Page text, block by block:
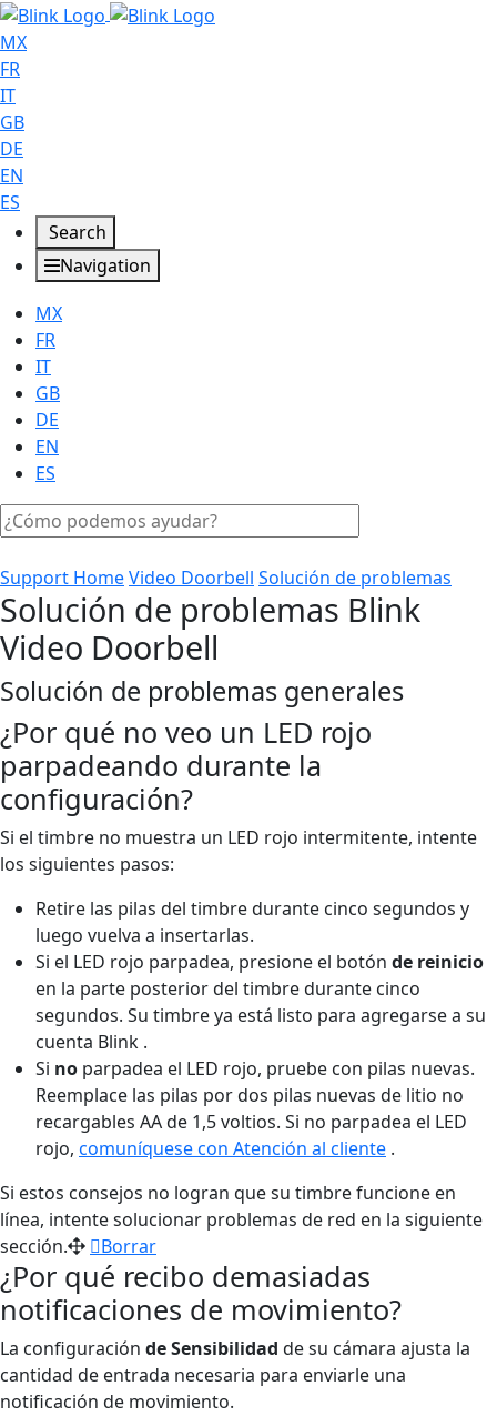
MX
FR
IT
GB
DE
EN
ES
Search
Navigation
MX
FR
IT
GB
DE
EN
ES
Support HomeVideo Doorbell Solución de problemas
Solución de problemas Blink
Video Doorbell
Solución de problemas generales
¿Por qué no veo un LED rojo
parpadeando durante la
configuración?
Si el timbre no muestra un LED rojo intermitente, intente
los siguientes pasos:
Retire las pilas del timbre durante cinco segundos y
luego vuelva a insertarlas.
Si el LED rojo parpadea, presione el botón de reinicio
en la parte posterior del timbre durante cinco
segundos. Su timbre ya está listo para agregarse a su
cuenta Blink .
Si no parpadea el LED rojo, pruebe con pilas nuevas.
Reemplace las pilas por dos pilas nuevas de litio no
recargables AA de 1,5 voltios. Si no parpadea el LED
rojo, comuníquese con Atención al cliente .
Si estos consejos no logran que su timbre funcione en
línea, intente solucionar problemas de red en la siguiente
sección.
Borrar
¿Por qué recibo demasiadas
notificaciones de movimiento?
La configuración de Sensibilidad de su cámara ajusta la
cantidad de entrada necesaria para enviarle una
notificación de movimiento.